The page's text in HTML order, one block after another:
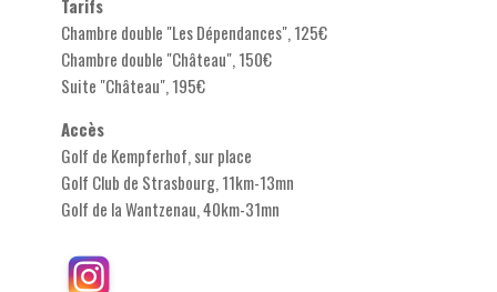
Tarifs
Chambre double "Les Dépendances", 125€
Chambre double "Château", 150€
Suite "Château", 195€
Accès
Golf de Kempferhof, sur place
Golf Club de Strasbourg, 11km-13mn
Golf de la Wantzenau, 40km-31mn